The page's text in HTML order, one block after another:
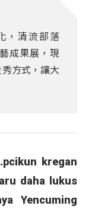
，清流部落
成果展，現
方式，讓大
kregan
daha lukus
Yencuming